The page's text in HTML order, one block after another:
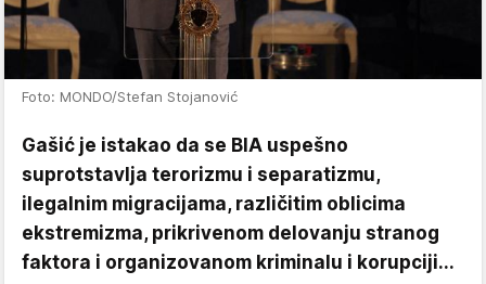
Foto: MONDO/Stefan Stojanović
Gašić je istakao da se BIA uspešno
suprotstavlja terorizmu i separatizmu,
ilegalnim migracijama, različitim oblicima
ekstremizma, prikrivenom delovanju stranog
faktora i organizovanom kriminalu i korupciji...